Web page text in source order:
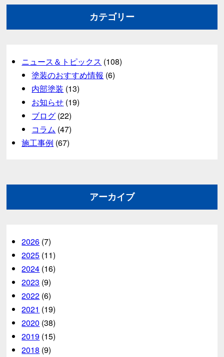
カテゴリー
ニュース＆トピックス (108)
塗装のおすすめ情報 (6)
内部塗装 (13)
お知らせ (19)
ブログ (22)
コラム (47)
施工事例 (67)
アーカイブ
2026 (7)
2025 (11)
2024 (16)
2023 (9)
2022 (6)
2021 (19)
2020 (38)
2019 (15)
2018 (9)